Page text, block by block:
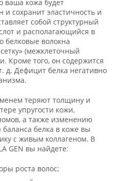
ваша кожа будет
сохранит эластичность и
собой структурный
и располагающийся в
белковые волокна
(межклеточный
Кроме того, он содержится
д. Дефицит белка негативно
теряют толщину и
упругости кожи,
а также изменению
белка в коже вы
с живым коллагеном. В
GEN вы найдете:
роста волос;